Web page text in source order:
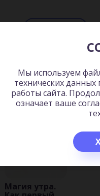
Магия утра.
Мы используем
технических данных
работы сайта.
означает ваше